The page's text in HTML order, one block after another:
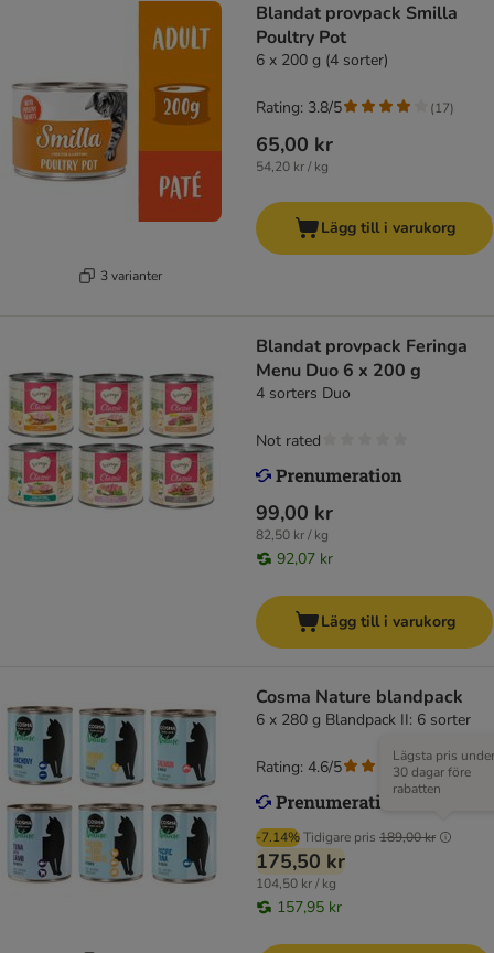
3 varianter
Blandat provpack Smilla
Poultry Pot
6 x 200 g (4 sorter)
65,00 kr
54,20 kr / kg
Rating: 3.8/5 (17)
Lägg till i varukorg
Blandat provpack Feringa
Menu Duo 6 x 200 g
4 sorters Duo
99,00 kr
82,50 kr / kg
92,07 kr
Not rated
Lägg till i varukorg
Cosma Nature blandpack
6 x 280 g Blandpack II: 6 sorter
-7.14%Tidigare pris 189,00 kr
Lägsta pris under
30 dagar före
rabatten
175,50 kr
104,50 kr / kg
157,95 kr
Rating: 4.6/5 (51)